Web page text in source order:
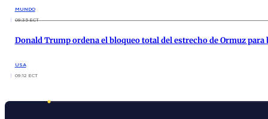
MUNDO
09:35 ECT
Donald Trump ordena el bloqueo total del estrecho de Ormuz para
USA
09:12 ECT